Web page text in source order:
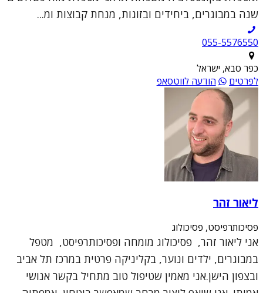
שנה במבוגרים, ביחידים ובזוגות, מנחת קבוצות ומ...
055-5576550
כפר סבא, ישראל
לפרטים
הודעה לווטסאפ
ליאור זהר
פסיכותרפיסט, פסיכולוג
אני ליאור זהר, פסיכולוג מומחה ופסיכותרפיסט, מטפל
במבוגרים, ילדים ונוער, בקליניקה פרטית במרכז תל אביב
ובצפון הישן.אני מאמין שטיפול טוב מתחיל בקשר אנושי